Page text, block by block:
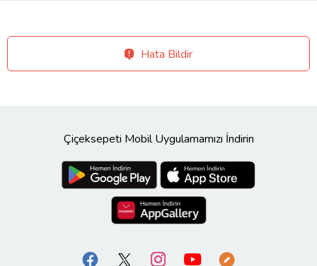
Hata Bildir
Çiçeksepeti Mobil Uygulamamızı İndirin